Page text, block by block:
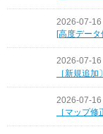
2026-07-16
[高度デー
2026-07-16
［新規追
2026-07-16
［マップ